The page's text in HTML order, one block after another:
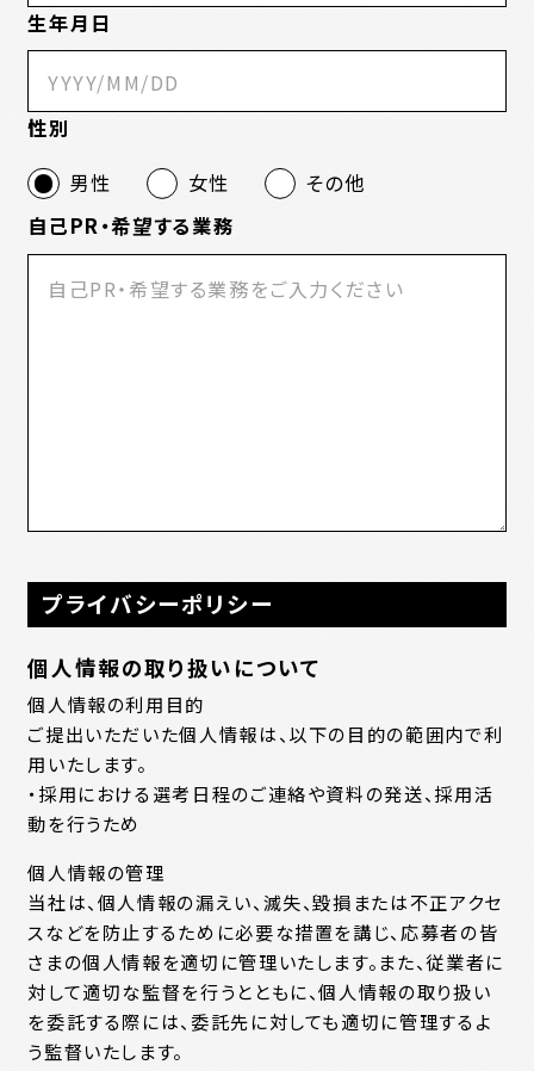
生年月日
性別
男性
女性
その他
自己PR・希望する業務
プライバシーポリシー
個人情報の取り扱いについて
個人情報の利用目的
ご提出いただいた個人情報は、以下の目的の範囲内で利
用いたします。
・採用における選考日程のご連絡や資料の発送、採用活
動を行うため
個人情報の管理
当社は、個人情報の漏えい、滅失、毀損または不正アクセ
スなどを防止するために必要な措置を講じ、応募者の皆
さまの個人情報を適切に管理いたします。また、従業者に
対して適切な監督を行うとともに、個人情報の取り扱い
を委託する際には、委託先に対しても適切に管理するよ
う監督いたします。